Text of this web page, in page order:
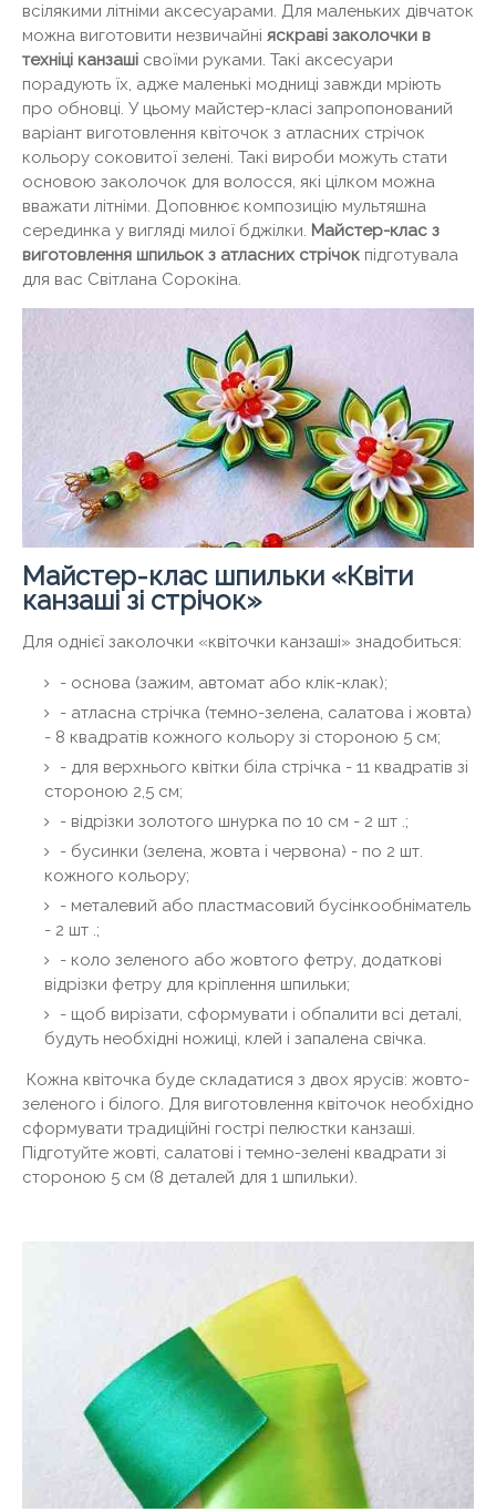
всілякими літніми аксесуарами. Для маленьких дівчаток
можна виготовити незвичайні яскраві заколочки в
техніці канзаші своїми руками. Такі аксесуари
порадують їх, адже маленькі модниці завжди мріють
про обновці. У цьому майстер-класі запропонований
варіант виготовлення квіточок з атласних стрічок
кольору соковитої зелені. Такі вироби можуть стати
основою заколочок для волосся, які цілком можна
вважати літніми. Доповнює композицію мультяшна
серединка у вигляді милої бджілки. Майстер-клас з
виготовлення шпильок з атласних стрічок підготувала
для вас Світлана Сорокіна.
Майстер-клас шпильки «Квіти
канзаші зі стрічок»
Для однієї заколочки «квіточки канзаші» знадобиться:
- основа (зажим, автомат або клік-клак);
- атласна стрічка (темно-зелена, салатова і жовта)
- 8 квадратів кожного кольору зі стороною 5 см;
- для верхнього квітки біла стрічка - 11 квадратів зі
стороною 2,5 см;
- відрізки золотого шнурка по 10 см - 2 шт .;
- бусинки (зелена, жовта і червона) - по 2 шт.
кожного кольору;
- металевий або пластмасовий бусінкообніматель
- 2 шт .;
- коло зеленого або жовтого фетру, додаткові
відрізки фетру для кріплення шпильки;
- щоб вирізати, сформувати і обпалити всі деталі,
будуть необхідні ножиці, клей і запалена свічка.
Кожна квіточка буде складатися з двох ярусів: жовто-
зеленого і білого. Для виготовлення квіточок необхідно
сформувати традиційні гострі пелюстки канзаші.
Підготуйте жовті, салатові і темно-зелені квадрати зі
стороною 5 см (8 деталей для 1 шпильки).